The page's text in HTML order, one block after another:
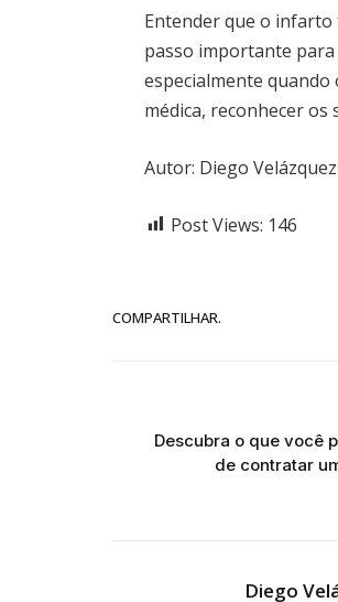
Entender que o
passo importante
especialmente
médica, reconhecer
Autor: Diego Velázquez
Post Views: 146
COMPARTILHAR.
Descubra o que você
de contratar
Diego